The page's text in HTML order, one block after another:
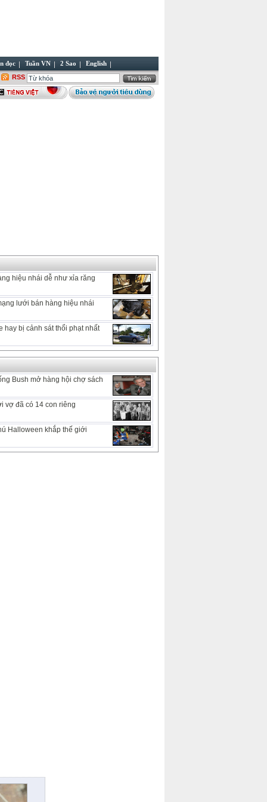
đọc Tuần VN 2 Sao English
RSS
hiệu nhái dễ như xỉa răng
lưới bán hàng hiệu nhái
hay bị cảnh sát thổi phạt nhất
Bush mở hàng hội chợ sách
vợ đã có 14 con riêng
Halloween khắp thế giới